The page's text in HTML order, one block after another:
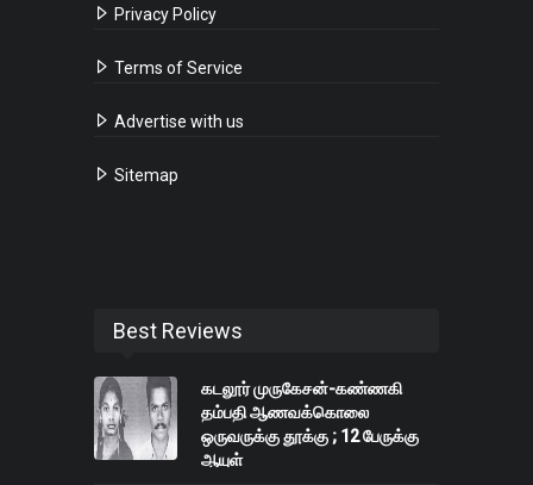
Privacy Policy
Terms of Service
Advertise with us
Sitemap
Best Reviews
கடலூர் முருகேசன்-கண்ணகி
தம்பதி ஆணவக்கொலை
ஒருவருக்கு தூக்கு ; 12 பேருக்கு
ஆயுள்